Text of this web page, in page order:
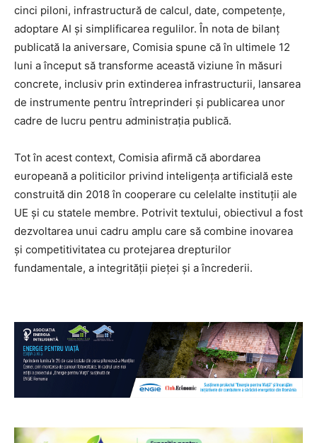
cinci piloni, infrastructură de calcul, date, competențe,
adoptare AI și simplificarea regulilor. În nota de bilanț
publicată la aniversare, Comisia spune că în ultimele 12
luni a început să transforme această viziune în măsuri
concrete, inclusiv prin extinderea infrastructurii, lansarea
de instrumente pentru întreprinderi și publicarea unor
cadre de lucru pentru administrația publică.
Tot în acest context, Comisia afirmă că abordarea
europeană a politicilor privind inteligența artificială este
construită din 2018 în cooperare cu celelalte instituții ale
UE și cu statele membre. Potrivit textului, obiectivul a fost
dezvoltarea unui cadru amplu care să combine inovarea
și competitivitatea cu protejarea drepturilor
fundamentale, a integrității pieței și a încrederii.